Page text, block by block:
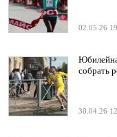
02.05.26
собрать
30.04.26